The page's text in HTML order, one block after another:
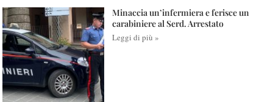
Minaccia un’infermiera e ferisce un
carabiniere al Serd. Arrestato
Leggi di più »